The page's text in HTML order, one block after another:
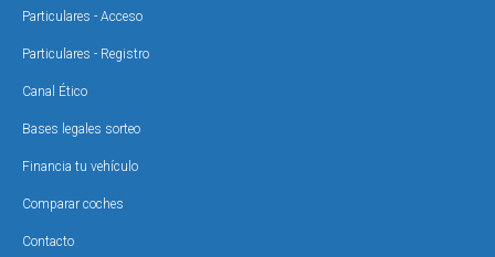
Particulares - Acceso
Particulares - Registro
Canal Ético
Bases legales sorteo
Financia tu vehículo
Comparar coches
Contacto